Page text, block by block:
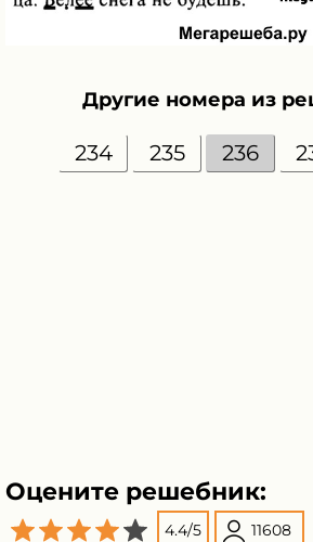
Другие номера из
234 235 236
Оцените решебник:
4.4/5 11608